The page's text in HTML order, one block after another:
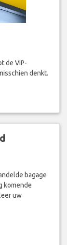
de VIP-
denkt.
bagage
komende
uw